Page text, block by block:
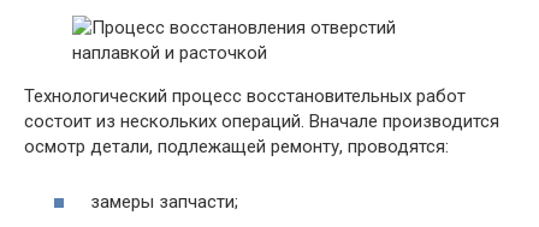
Технологический процесс восстановительных работ
состоит из нескольких операций. Вначале производится
осмотр детали, подлежащей ремонту, проводятся:
замеры запчасти;